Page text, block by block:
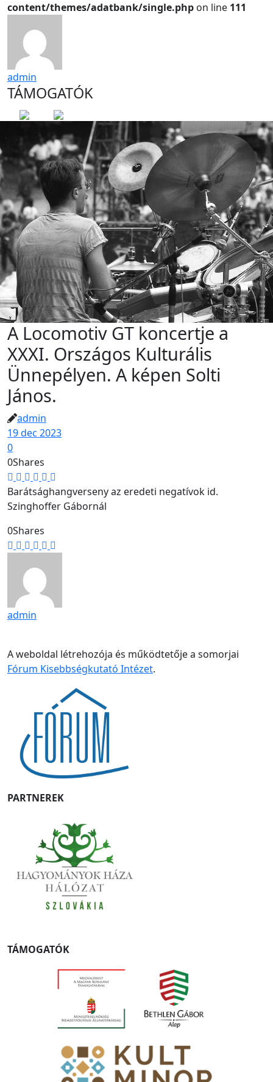
content/themes/adatbank/single.php on line 111
admin
TÁMOGATÓK
A Locomotiv GT koncertje a
XXXI. Országos Kulturális
Ünnepélyen. A képen Solti
János.
admin
19 dec 2023
0
0Shares
Barátsághangverseny az eredeti negatívok id.
Szinghoffer Gábornál
0Shares
admin
A weboldal létrehozója és működtetője a somorjai
Fórum Kisebbségkutató Intézet.
PARTNEREK
TÁMOGATÓK